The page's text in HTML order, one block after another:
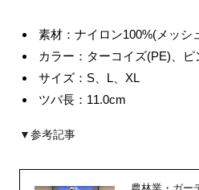
素材：ナイロン100%(メッシ
カラー：ターコイズ(PE)、ピ
サイズ：S、L、XL
ツバ長：11.0cm
▼参考記事